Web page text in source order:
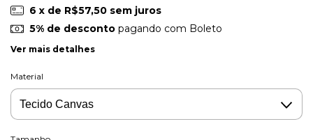
6 x de R$57,50 sem juros
5% de descontopagando com Boleto
Ver mais detalhes
Material